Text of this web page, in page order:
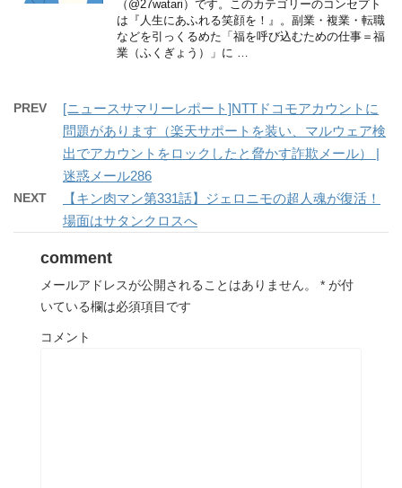
（@27watari）です。このカテゴリーのコンセプト
は『人生にあふれる笑顔を！』。副業・複業・転職
などを引っくるめた「福を呼び込むための仕事＝福
業（ふくぎょう）」に …
PREV
[ニュースサマリーレポート]NTTドコモアカウントに
問題があります（楽天サポートを装い、マルウェア検
出でアカウントをロックしたと脅かす詐欺メール） |
迷惑メール286
NEXT
【キン肉マン第331話】ジェロニモの超人魂が復活！
場面はサタンクロスへ
comment
メールアドレスが公開されることはありません。 * が付
いている欄は必須項目です
コメント